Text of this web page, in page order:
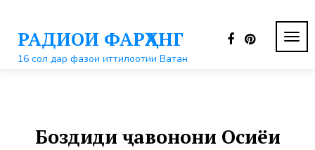
контентуРАДИОИ ФАРҲАНГ
16 сол дар фазои иттилоотии Ватан
Боздиди ҷавонони Осиёи